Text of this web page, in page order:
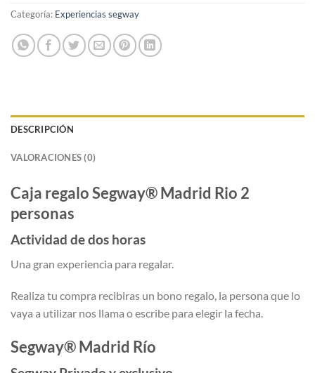
Categoría: Experiencias segway
DESCRIPCIÓN
VALORACIONES (0)
Caja regalo Segway® Madrid Rio 2
personas
Actividad de dos horas
Una gran experiencia para regalar.
Realiza tu compra recibiras un bono regalo, la persona que lo
vaya a utilizar nos llama o escribe para elegir la fecha.
Segway® Madrid Río